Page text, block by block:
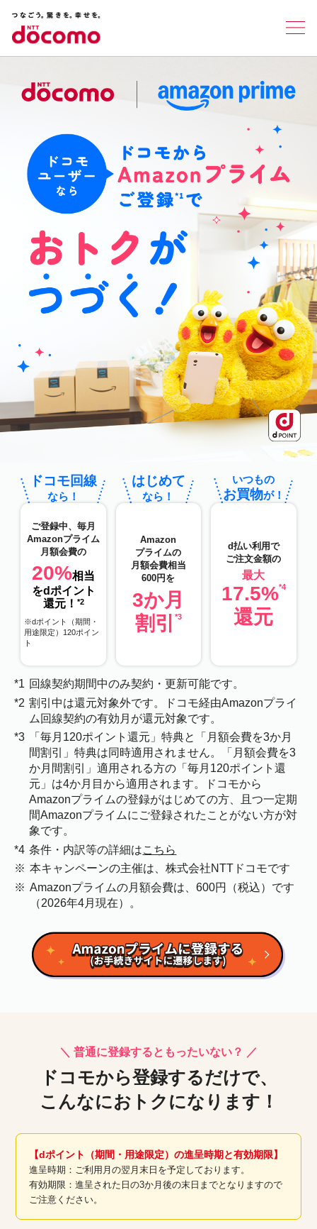
ドコモ回線
なら！
ご登録中、毎月
Amazonプライム
月額会費の
20%相当
をdポイント
還元！ *2
※dポイント（期間・
用途限定）120ポイン
ト
はじめて
なら！
Amazon
プライムの
月額会費相当
600円を
3か月
割引
*3
いつもの
お買物が！
d払い利用で
ご注文金額の
最大
17.5%*4
還元
*1 回線契約期間中のみ契約・更新可能です。
*2 割引中は還元対象外です。ドコモ経由Amazonプライ
ム回線契約の有効月が還元対象です。
*3
「毎月120ポイント還元」特典と「月額会費を3か月
間割引」特典は同時適用されません。「月額会費を3
か月間割引」適用される方の「毎月120ポイント還
元」は4か月目から適用されます。ドコモから
Amazonプライムの登録がはじめての方、且つ一定期
間Amazonプライムにご登録されたことがない方が対
象です。
*4 条件・内訳等の詳細はこちら
※ 本キャンペーンの主催は、株式会社NTTドコモです
※ Amazonプライムの月額会費は、600円（税込）です
（2026年4月現在）。
＼ 普通に登録するともったいない？ ／
ドコモから登録するだけで、
こんなにおトクになります！
【dポイント（期間・用途限定）の進呈時期と有効期限】
進呈時期：ご利用月の翌月末日を予定しております。
有効期限：進呈された日の3か月後の末日までとなりますので
ご注意ください。